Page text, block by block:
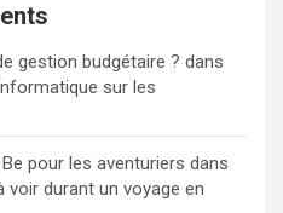
gestion budgétaire ? dans
sur les
pour les aventuriers dans
voir durant un voyage en